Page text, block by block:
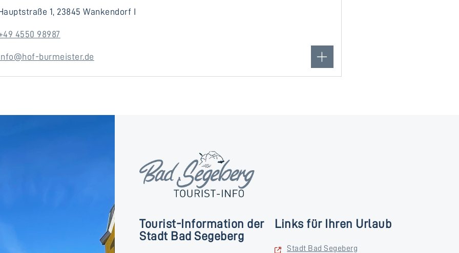
1, 23845 Wankendorf I
4550 98987
burmeister.de
Tourist-Information der
Stadt Bad Segeberg
Links für Ihren Urlaub
Stadt Bad Segeberg